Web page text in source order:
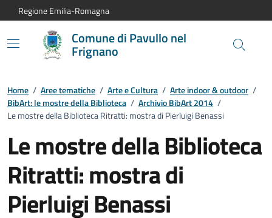
Vai al contenuto principale
Vai alla navigazione del sito
Vai al piede di pagina
Regione Emilia-Romagna
Comune di Pavullo nel
Frignano
Home / Aree tematiche / Arte e Cultura / Arte indoor & outdoor /
BibArt: le mostre della Biblioteca / Archivio BibArt 2014 /
Le mostre della Biblioteca Ritratti: mostra di Pierluigi Benassi
Le mostre della Biblioteca
Ritratti: mostra di
Pierluigi Benassi